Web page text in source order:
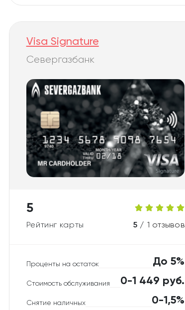
Visa Signature
Севергазбанк
5
Рейтинг карты 5 / 1 отзывов
Проценты на остаток До 5%
Стоимость обслуживания 0-1 449 руб.
Снятие наличных 0-1,5%